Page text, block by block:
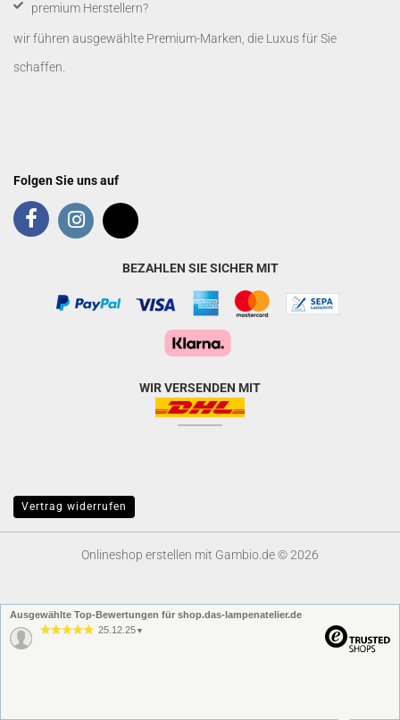
premium Herstellern?
wir führen ausgewählte Premium-Marken, die Luxus für Sie
schaffen.
Folgen Sie uns auf
BEZAHLEN SIE SICHER MIT
WIR VERSENDEN MIT
Vertrag widerrufen
Onlineshop erstellen mit Gambio.de © 2026
Ausgewählte Top-Bewertungen für shop.das-lampenatelier.de
25.12.25 ▼